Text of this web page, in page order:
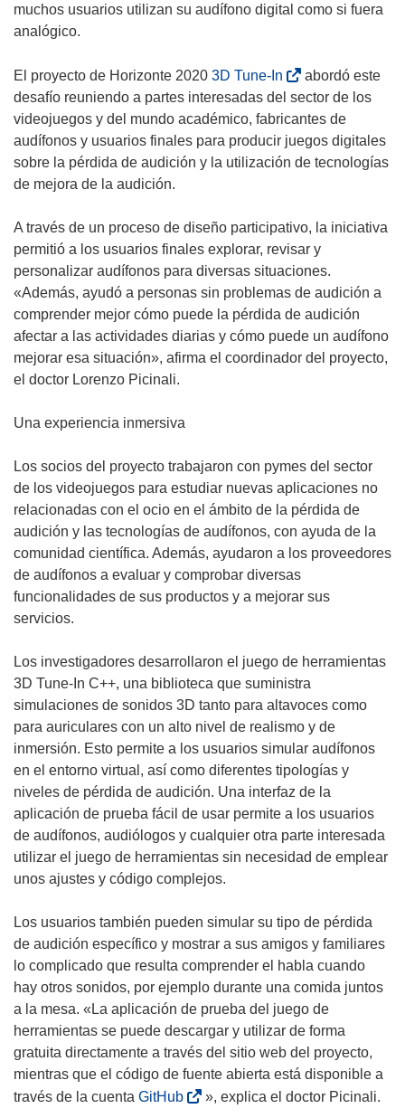
muchos usuarios utilizan su audífono digital como si fuera
analógico.
El proyecto de Horizonte 2020 3D Tune-In
s
e
a
b
r
á
e
n
u
n
a
a
v
e
n
t
a
n
abordó este
desafío reuniendo a partes interesadas del sector de los
videojuegos y del mundo académico, fabricantes de
audífonos y usuarios finales para producir juegos digitales
sobre la pérdida de audición y la utilización de tecnologías
de mejora de la audición.
A través de un proceso de diseño participativo, la iniciativa
permitió a los usuarios finales explorar, revisar y
personalizar audífonos para diversas situaciones.
«Además, ayudó a personas sin problemas de audición a
comprender mejor cómo puede la pérdida de audición
afectar a las actividades diarias y cómo puede un audífono
mejorar esa situación», afirma el coordinador del proyecto,
el doctor Lorenzo Picinali.
Una experiencia inmersiva
Los socios del proyecto trabajaron con pymes del sector
de los videojuegos para estudiar nuevas aplicaciones no
relacionadas con el ocio en el ámbito de la pérdida de
audición y las tecnologías de audífonos, con ayuda de la
comunidad científica. Además, ayudaron a los proveedores
de audífonos a evaluar y comprobar diversas
funcionalidades de sus productos y a mejorar sus
servicios.
Los investigadores desarrollaron el juego de herramientas
3D Tune-In C++, una biblioteca que suministra
simulaciones de sonidos 3D tanto para altavoces como
para auriculares con un alto nivel de realismo y de
inmersión. Esto permite a los usuarios simular audífonos
en el entorno virtual, así como diferentes tipologías y
niveles de pérdida de audición. Una interfaz de la
aplicación de prueba fácil de usar permite a los usuarios
de audífonos, audiólogos y cualquier otra parte interesada
utilizar el juego de herramientas sin necesidad de emplear
unos ajustes y código complejos.
Los usuarios también pueden simular su tipo de pérdida
de audición específico y mostrar a sus amigos y familiares
lo complicado que resulta comprender el habla cuando
hay otros sonidos, por ejemplo durante una comida juntos
a la mesa. «La aplicación de prueba del juego de
herramientas se puede descargar y utilizar de forma
gratuita directamente a través del sitio web del proyecto,
mientras que el código de fuente abierta está disponible a
través de la cuenta GitHub(
», explica el doctor Picinali.